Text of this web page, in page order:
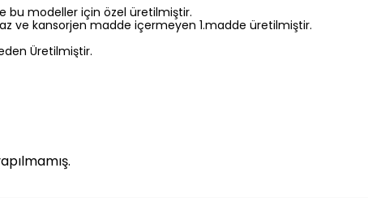
bu modeller için özel üretilmiştir.
ve kansorjen madde içermeyen 1.madde üretilmiştir.
Üretilmiştir.